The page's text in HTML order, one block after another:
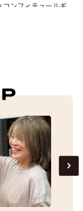
コンフィチュールギ
ン
ト
セット
セット
ソースセット
桜燻ハム6品詰合せ